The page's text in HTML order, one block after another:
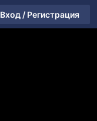
Вход / Регистрация